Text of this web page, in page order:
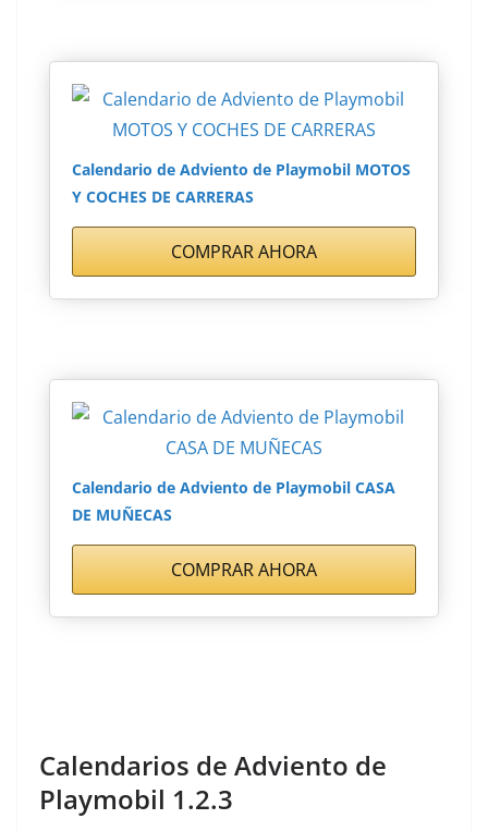
Calendario de Adviento de Playmobil MOTOS
Y COCHES DE CARRERAS
COMPRAR AHORA
Calendario de Adviento de Playmobil CASA
DE MUÑECAS
COMPRAR AHORA
Calendarios de Adviento de
Playmobil 1.2.3